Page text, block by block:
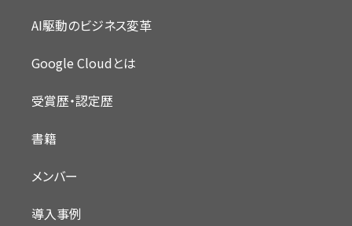
AI駆動のビジネス変革
Google Cloudとは
受賞歴・認定歴
書籍
メンバー
導入事例